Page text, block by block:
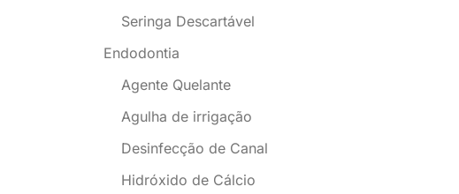
Seringa Descartável
Endodontia
Agente Quelante
Agulha de irrigação
Desinfecção de Canal
Hidróxido de Cálcio